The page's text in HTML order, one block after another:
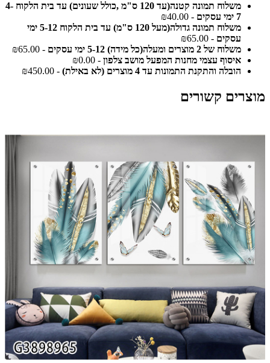
משלוח תמונה קטנה(עד 120 ס"מ ,כולל שעונים) עד בית הלקוח 4-
7 ימי עסקים
- ₪40.00
משלוח תמונה גדולה(מעל 120 ס"מ) עד בית הלקוח 5-12 ימי
עסקים - ₪65.00
משלוח של 2 מוצרים ומעלה(כל מידה) 5-12 ימי עסקים
- ₪65.00
איסוף עצמי מחנות המפעל מושב צלפון - ₪0.00
הובלה והתקנת התמונות עד 4 מוצרים (לא באילת)
- ₪450.00
מוצרים קשורים